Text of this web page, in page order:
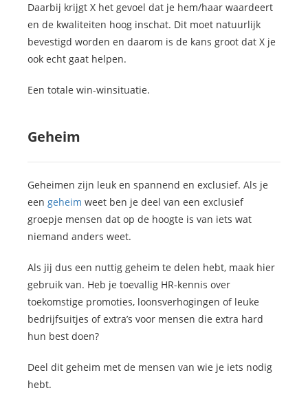
Daarbij krijgt X het gevoel dat je hem/haar waardeert
en de kwaliteiten hoog inschat. Dit moet natuurlijk
bevestigd worden en daarom is de kans groot dat X je
ook echt gaat helpen.
Een totale win-winsituatie.
Geheim
Geheimen zijn leuk en spannend en exclusief. Als je
een geheim weet ben je deel van een exclusief
groepje mensen dat op de hoogte is van iets wat
niemand anders weet.
Als jij dus een nuttig geheim te delen hebt, maak hier
gebruik van. Heb je toevallig HR-kennis over
toekomstige promoties, loonsverhogingen of leuke
bedrijfsuitjes of extra’s voor mensen die extra hard
hun best doen?
Deel dit geheim met de mensen van wie je iets nodig
hebt.